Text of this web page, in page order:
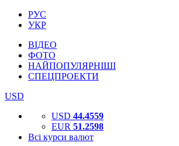
РУС
УКР
ВІДЕО
ФОТО
НАЙПОПУЛЯРНІШІ
СПЕЦПРОЕКТИ
USD
USD 44.4559
EUR 51.2598
Всі курси валют